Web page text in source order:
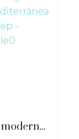
Gerenoveerd huis met moderne elegantie en mediterrane sfeer nabij Sant Josep – ma-2511